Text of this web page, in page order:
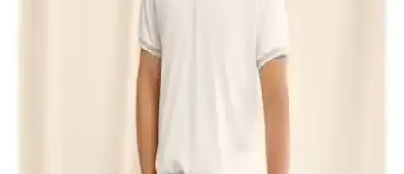
Altınyılz Classics Erkek Beyaz Slim Fit Dar Kesim
Keten Görünümlü Gömlek 100% Pamuk
%100 pamuk ve keten görünümlü tasarımıyla yaz aylarına uygun,
slim fit kesim erkek gömlek. Günlük ve casual tarzlara uygun şık ve
Tişörtü Detaylı İnceleme ve Kullanım Önerileri